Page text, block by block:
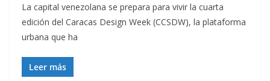
La capital venezolana se prepara para vivir la cuarta
edición del Caracas Design Week (CCSDW), la plataforma
urbana que ha
Leer más